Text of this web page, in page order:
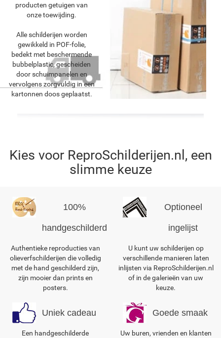
producten getuigen van
onze toewijding.
Alle schilderijen worden
gewikkeld in POF-folie,
bedekt met beschermende
bubbelplastic, gescheiden
door schuimpanelen en
vervolgens zorgvuldig in een
kartonnen doos geplaatst.
Kies voor ReproSchilderijen.nl, een
slimme keuze
100%
handgeschilderd
Authentieke reproducties van
olieverfschilderijen die volledig
met de hand geschilderd zijn,
zijn mooier dan prints en
posters.
Optioneel
ingelijst
U kunt uw schilderijen op
verschillende manieren laten
inlijsten via ReproSchilderijen.nl
of in de galerieën van uw
keuze.
Uniek cadeau
Een handgeschilderde
Goede smaak
Uw buren, vrienden en klanten